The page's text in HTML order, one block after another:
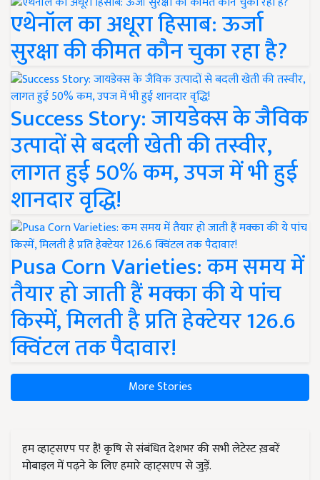
एथेनॉल का अधूरा हिसाब: ऊर्जा
सुरक्षा की कीमत कौन चुका रहा है?
Success Story: जायडेक्स के जैविक
उत्पादों से बदली खेती की तस्वीर,
लागत हुई 50% कम, उपज में भी हुई
शानदार वृद्धि!
Pusa Corn Varieties: कम समय में
तैयार हो जाती हैं मक्का की ये पांच
किस्में, मिलती है प्रति हेक्टेयर 126.6
क्विंटल तक पैदावार!
More Stories
हम व्हाट्सएप पर हैं! कृषि से संबंधित देशभर की सभी लेटेस्ट ख़बरें
मोबाइल में पढ़ने के लिए हमारे व्हाट्सएप से जुड़ें.